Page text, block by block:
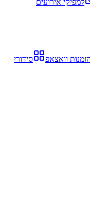
למפיקי אירועים
הזמנות וואצאפ
סידורי